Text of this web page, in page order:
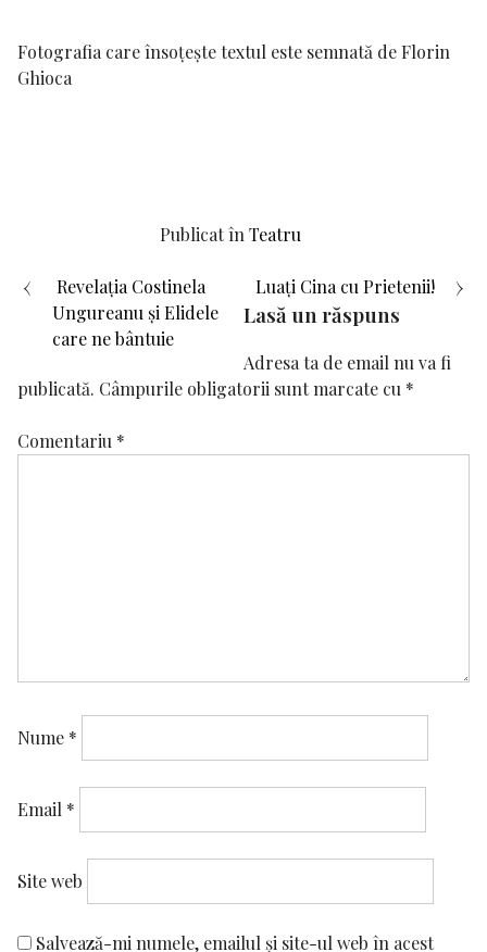
Fotografia care însoțește textul este semnată de Florin
Ghioca
Publicat în Teatru
Navigare
articole
Luați Cina cu Prietenii!
Revelația Costinela
Ungureanu și Elidele
care ne bântuie
Lasă un răspuns
Adresa ta de email nu va fi
publicată. Câmpurile obligatorii sunt marcate cu *
Comentariu *
Nume *
Email *
Site web
Salvează-mi numele, emailul și site-ul web în acest